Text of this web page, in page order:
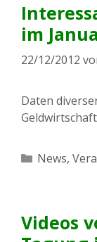
im
22/12/2012
Daten
Kategorien
News,
Videos